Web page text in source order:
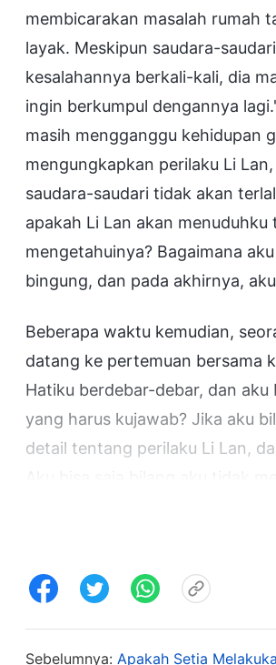
membicarakan masalah rumah
layak. Meskipun saudara-
kesalahannya berkali-kali, dia
ingin berkumpul dengannya
masih mengganggu kehidupan
mengungkapkan perilaku Li
saudara-saudari tidak akan
apakah Li Lan akan
mengetahuinya? Bagaimana
bingung, dan pada akhirnya,
Beberapa waktu kemudian,
datang ke pertemuan bersama
Hatiku berdebar-debar, dan
yang harus kujawab? Jika aku
detail tentang perilaku Li Lan,
berbohong lagi, bukankah aku
teringat satu bagian dari firman
yang benar-benar
Sebelumnya: Apakah Setia